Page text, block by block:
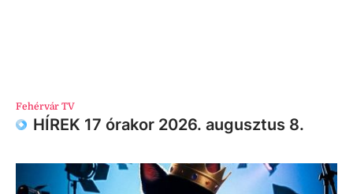
Fehérvár TV
HÍREK 17 órakor 2026. augusztus 8.